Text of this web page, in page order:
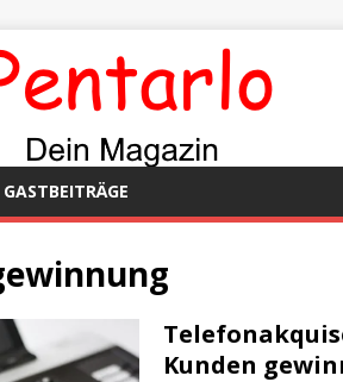
GASTBEITRÄGE
Kunden